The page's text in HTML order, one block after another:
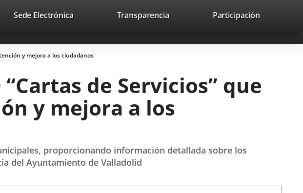
nosotros Contacto avaHeaderSocial
Enlace
una
Enlace
una
Enlace
una
Buscar
Sede ElectrónicaEnlace
aplicación
externa.
Transparencia Participación
y mejora a los ciudadanos
de Servicios” que
y mejora a los
proporcionando información detallada sobre los
del Ayuntamiento de Valladolid